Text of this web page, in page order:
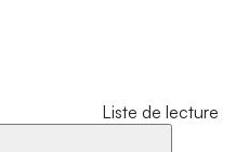
Liste de lecture